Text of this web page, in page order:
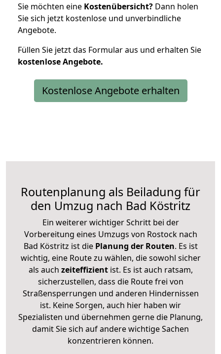
Sie möchten eine Kostenübersicht? Dann holen
Sie sich jetzt kostenlose und unverbindliche
Angebote.
Füllen Sie jetzt das Formular aus und erhalten Sie
kostenloseAngebote.
Kostenlose Angebote erhalten
Routenplanung als Beiladung für
den Umzug nach Bad Köstritz
Ein weiterer wichtiger Schritt bei der
Vorbereitung eines Umzugs von Rostock nach
Bad Köstritz ist diePlanung der Routen. Es ist
wichtig, eine Route zu wählen, die sowohl sicher
als auch zeiteffizientist. Es ist auch ratsam,
sicherzustellen, dass die Route frei von
Straßensperrungen und anderen Hindernissen
ist. Keine Sorgen, auch hier haben wir
Spezialisten und übernehmen gerne die Planung,
damit Sie sich auf andere wichtige Sachen
konzentrieren können.